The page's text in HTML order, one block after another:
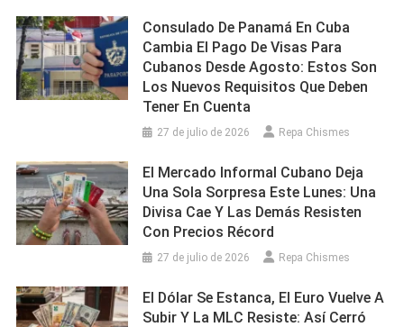
Consulado De Panamá En Cuba
Cambia El Pago De Visas Para
Cubanos Desde Agosto: Estos Son
Los Nuevos Requisitos Que Deben
Tener En Cuenta
27 de julio de 2026 Repa Chismes
El Mercado Informal Cubano Deja
Una Sola Sorpresa Este Lunes: Una
Divisa Cae Y Las Demás Resisten
Con Precios Récord
27 de julio de 2026 Repa Chismes
El Dólar Se Estanca, El Euro Vuelve A
Subir Y La MLC Resiste: Así Cerró